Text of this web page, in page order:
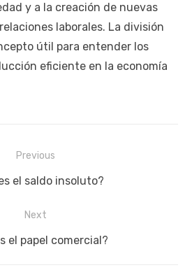
y a la creación de nuevas
laborales. La división
útil para entender los
eficiente en la economía
Previous
el saldo insoluto?
Next
el papel comercial?